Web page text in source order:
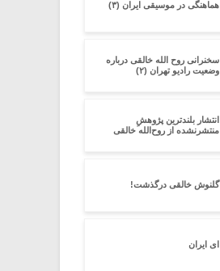
هماهنگی در موسیقی ایران (۳)
سخنرانی روح الله خالقی درباره
وضعیت رادیو تهران (۲)
انتشار بلندترین پژوهشِ
منتشرنشده از روح‌الله خالقی
گلنوش خالقی درگذشت!
ای ایران